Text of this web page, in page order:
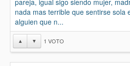
pareja, igual sigo siendo mujer,
nada mas terrible que sentirse sola
alguien que n...
▲ ▼ 1 VOTO